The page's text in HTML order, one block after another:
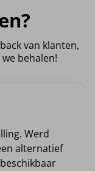
van klanten,
behalen!
Werd
alternatief